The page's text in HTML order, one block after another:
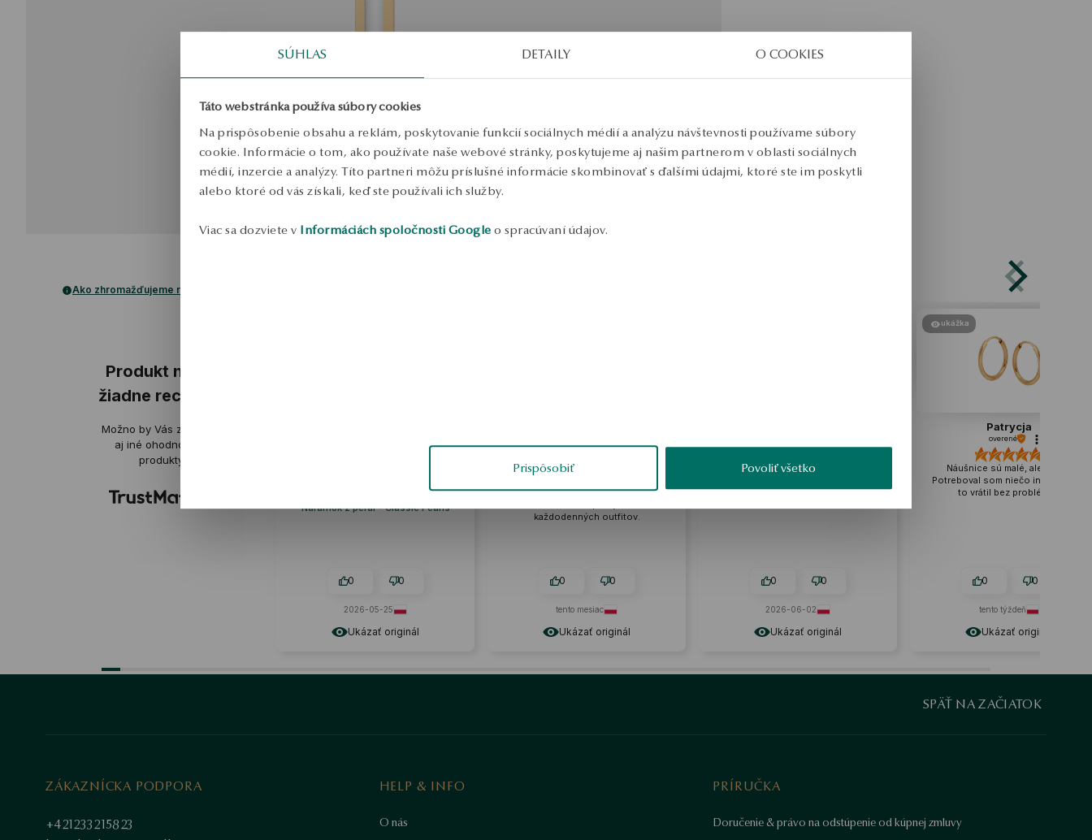
SÚHLAS DETAILY O COOKIES
Táto webstránka používa súbory cookies
Na prispôsobenie obsahu a reklám, poskytovanie funkcií sociálnych médií a analýzu návštevnosti používame súbory
cookie. Informácie o tom, ako používate naše webové stránky, poskytujeme aj našim partnerom v oblasti sociálnych
médií, inzercie a analýzy. Títo partneri môžu príslušné informácie skombinovať s ďalšími údajmi, ktoré ste im poskytli
alebo ktoré od vás získali, keď ste používali ich služby.
Viac sa dozviete v Informáciách spoločnosti Google o spracúvaní údajov.
Prispôsobiť Povoliť všetko
Ako zhromažďujeme recenzie?
Produkt nemá
žiadne recenzie
Možno by Vás zaujímali
aj iné ohodnotené
produkty
Ukázať originál
Náramok z perál - Classic Pearls
0 0
2026-05-25
Ukázať originál
Náušnice sú starostlivo
Náušnice sú krásne, jemné a
každodenných outfitov.
0 0
tento mesiac
Ukázať originál
Náušnice sú krásne
0 0
2026-06-02
Ukázať originál
ukážka
Patrycja
overené
Náušnice sú malé, ale pevné
Potreboval som niečo iné, tak som
to vrátil bez problémov
0 0
tento týždeň
SPÄŤ NA ZAČIATOK
ZÁKAZNÍCKA PODPORA
+421233215823
HELP & INFO
O nás
PRÍRUČKA
Doručenie & právo na odstúpenie od kúpnej zmluvy